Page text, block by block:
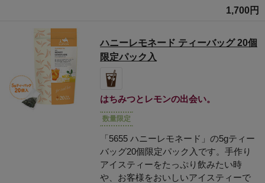
1,700円
ハニーレモネード ティーバッグ 20個
限定パック入
はちみつとレモンの出会い。
数量限定
「5655 ハニーレモネード」の5gティー
バッグ20個限定パック入です。手作り
アイスティーをたっぷり飲みたい時
や、お客様をおいしいアイスティーで